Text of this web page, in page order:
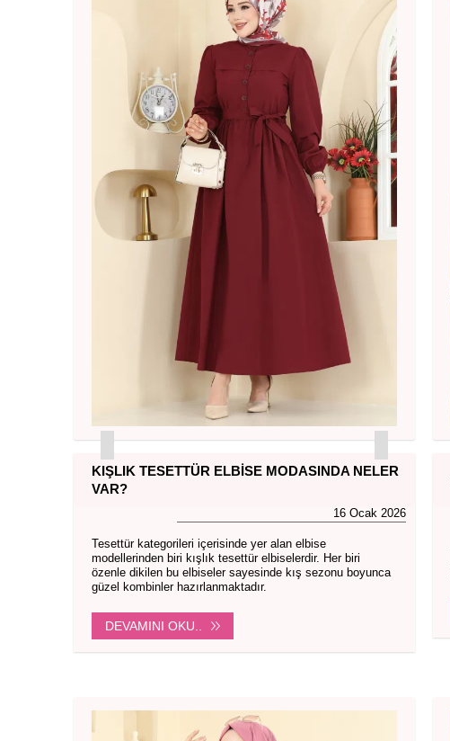
KIŞLIK TESETTÜR ELBISE MODASINDA NELER
VAR?
16 Ocak 2026
Tesettür kategorileri içerisinde yer alan elbise
modellerinden biri kışlık tesettür elbiselerdir. Her biri
özenle dikilen bu elbiseler sayesinde kış sezonu boyunca
güzel kombinler hazırlanmaktadır.
DEVAMINI OKU..